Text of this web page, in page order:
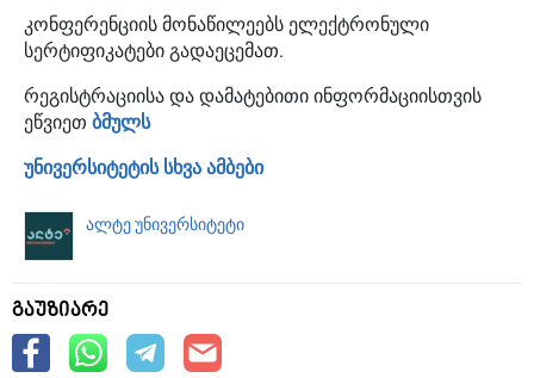
კონფერენციის მონაწილეებს ელექტრონული
სერტიფიკატები გადაეცემათ.
რეგისტრაციისა და დამატებითი ინფორმაციისთვის
ეწვიეთ ბმულს
უნივერსიტეტის სხვა ამბები
ალტე უნივერსიტეტი
გაუზიარე